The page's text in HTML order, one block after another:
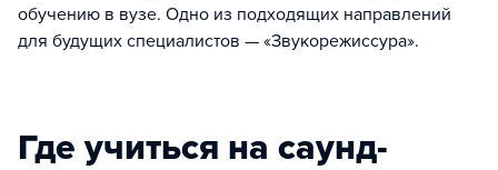
обучению в вузе. Одно из подходящих направлений
для будущих специалистов — «Звукорежиссура».
Где учиться на саунд-